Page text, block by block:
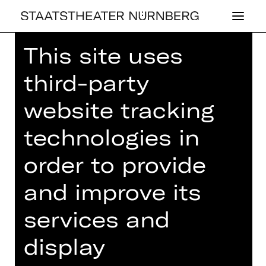
Home >House> Artists> Jossi Wieler
OPERA
JOSSI WIELER
Director
Regisseur
Jossi Wieler, geboren in Kreuzlingen,
Schweiz. Regie-Studium am Theatre
This site uses
third-party
website tracking
technologies in
order to provide
and improve its
services and
display